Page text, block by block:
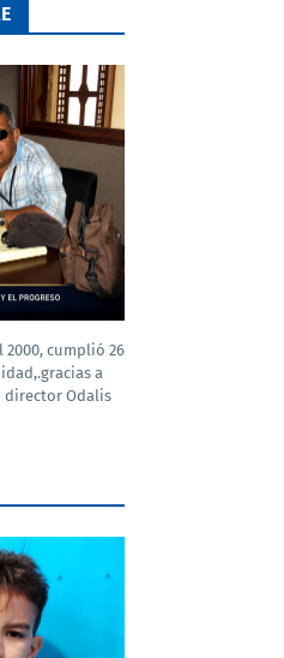
2000, cumplió 26
a
director Odalis